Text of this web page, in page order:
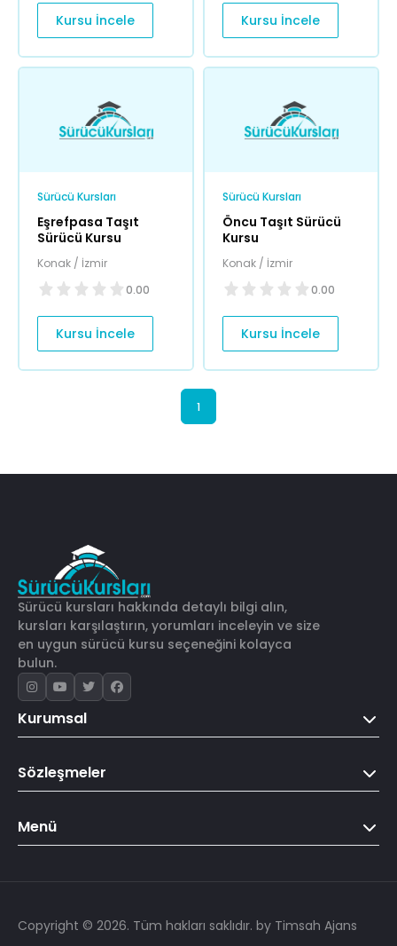
Kursu İncele Kursu İncele
Sürücü Kursları
Eşrefpasa Taşıt
Sürücü Kursu
Konak / İzmir
0.00
Kursu İncele
Sürücü Kursları
Öncu Taşıt Sürücü
Kursu
Konak / İzmir
0.00
Kursu İncele
1
Sürücü kursları hakkında detaylı bilgi alın,
kursları karşılaştırın, yorumları inceleyin ve size
en uygun sürücü kursu seçeneğini kolayca
bulun.
Kurumsal
Sözleşmeler
Menü
Copyright © 2026. Tüm hakları saklıdır. by Timsah Ajans